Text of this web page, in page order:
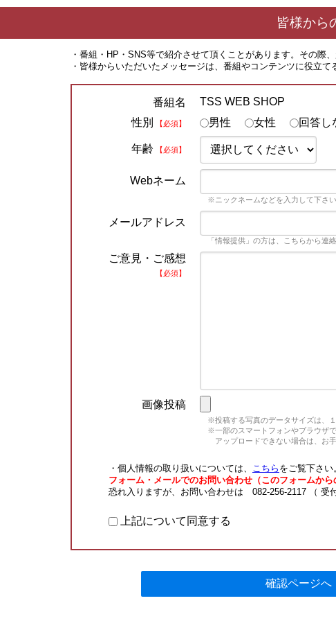
皆様から
・番組・HP・SNS等で紹介させて頂くことがあります。その際
・皆様からいただいたメッセージは、番組やコンテンツに役立
番組名
TSS WEB SHOP
性別
【必須】 男性 女性 回答し
年齢 【必須】
Webネーム
※ニックネームなどを入力して下さい
メールアドレス
「情報提供」の方は、こちらから連
ご意見・ご感想
【必須】
画像投稿
※投稿する写真のデータサイズは、
※一部のスマートフォンやブラウザ
アップロードできない場合は、お
・個人情報の取り扱いについては、 こちら をご覧下さい
フォーム・メールでのお問い合わせ（このフォームか
恐れ入りますが、お問い合わせは 082-256-2117 （ 受
上記について同意する
確認ページへ